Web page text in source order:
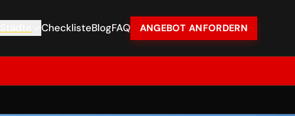
ChecklisteBlogFAQ ANGEBOT ANFORDERN